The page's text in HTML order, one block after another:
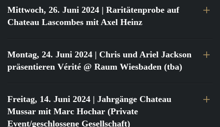
Mittwoch, 26. Juni 2024 | Raritätenprobe auf
Chateau Lascombes mit Axel Heinz
Montag, 24. Juni 2024 | Chris und Ariel Jackson
präsentieren Vérité @ Raum Wiesbaden (tba)
Freitag, 14. Juni 2024 | Jahrgänge Chateau
Mussar mit Marc Hochar (Private
Event/geschlossene Gesellschaft)